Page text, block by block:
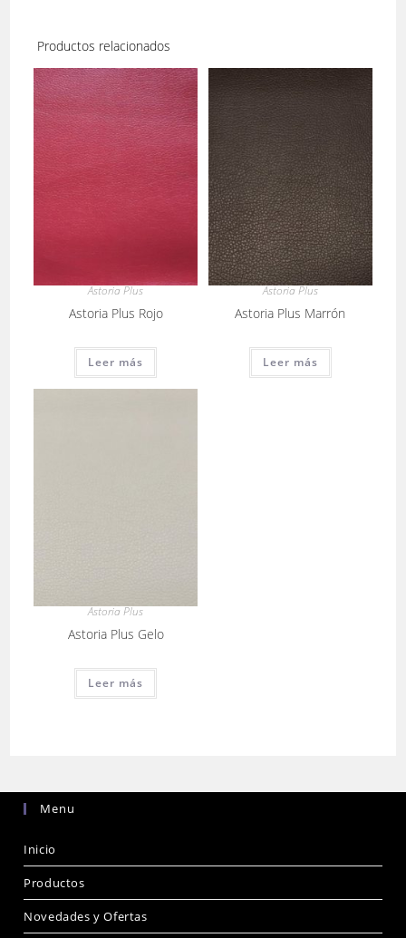
Productos relacionados
Astoria Plus
Astoria Plus Rojo
Leer más
Astoria Plus
Astoria Plus Marrón
Leer más
Astoria Plus
Astoria Plus Gelo
Leer más
Menu
Inicio
Productos
Novedades y Ofertas